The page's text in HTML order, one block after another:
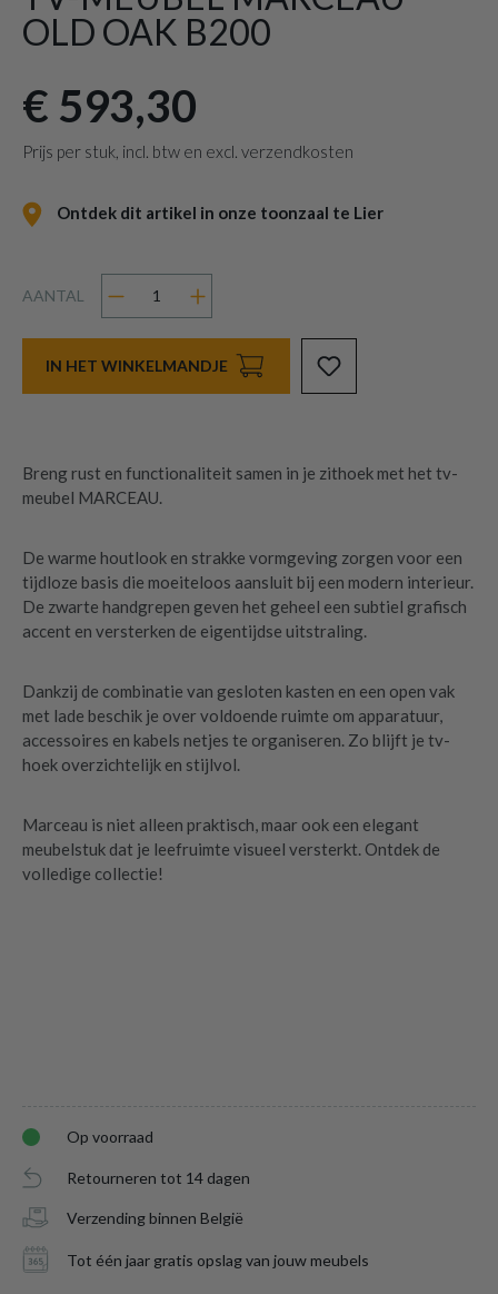
OLD OAK B200
€ 593,30
Prijs per stuk, incl. btw en excl. verzendkosten
Ontdek dit artikel in onze toonzaal te Lier
AANTAL
IN HET WINKELMANDJE
Breng rust en functionaliteit samen in je zithoek met het tv-
meubel MARCEAU.
De warme houtlook en strakke vormgeving zorgen voor een
tijdloze basis die moeiteloos aansluit bij een modern interieur.
De zwarte handgrepen geven het geheel een subtiel grafisch
accent en versterken de eigentijdse uitstraling.
Dankzij de combinatie van gesloten kasten en een open vak
met lade beschik je over voldoende ruimte om apparatuur,
accessoires en kabels netjes te organiseren. Zo blijft je tv-
hoek overzichtelijk en stijlvol.
Marceau is niet alleen praktisch, maar ook een elegant
meubelstuk dat je leefruimte visueel versterkt. Ontdek de
volledige collectie!
Op voorraad
Retourneren tot 14 dagen
Verzending binnen België
Tot één jaar gratis opslag van jouw meubels
toegevoegd aan je winkelmandje